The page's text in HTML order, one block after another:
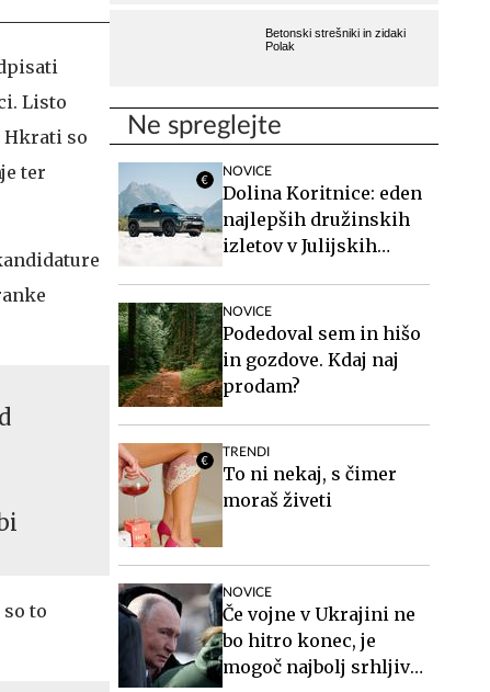
Listo
Hkrati so
ter
to
Ne spreglejte
NOVICE
Dolina Koritnice: eden
najlepših družinskih
izletov v Julijskih
NOVICE
Podedoval sem in hišo
in gozdove. Kdaj naj
prodam?
TRENDI
To ni nekaj, s čimer
moraš živeti
NOVICE
Če vojne v Ukrajini ne
bo hitro konec, je
mogoč najbolj srhljiv